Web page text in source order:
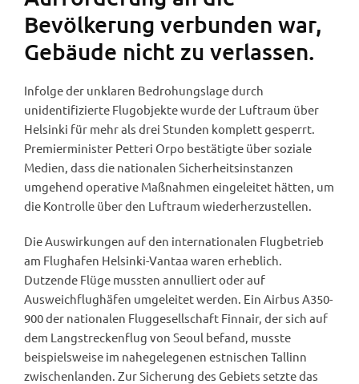
Bevölkerung verbunden war,
Gebäude nicht zu verlassen.
Infolge der unklaren Bedrohungslage durch
unidentifizierte Flugobjekte wurde der Luftraum über
Helsinki für mehr als drei Stunden komplett gesperrt.
Premierminister Petteri Orpo bestätigte über soziale
Medien, dass die nationalen Sicherheitsinstanzen
umgehend operative Maßnahmen eingeleitet hätten, um
die Kontrolle über den Luftraum wiederherzustellen.
Die Auswirkungen auf den internationalen Flugbetrieb
am Flughafen Helsinki-Vantaa waren erheblich.
Dutzende Flüge mussten annulliert oder auf
Ausweichflughäfen umgeleitet werden. Ein Airbus A350-
900 der nationalen Fluggesellschaft Finnair, der sich auf
dem Langstreckenflug von Seoul befand, musste
beispielsweise im nahegelegenen estnischen Tallinn
zwischenlanden. Zur Sicherung des Gebiets setzte das